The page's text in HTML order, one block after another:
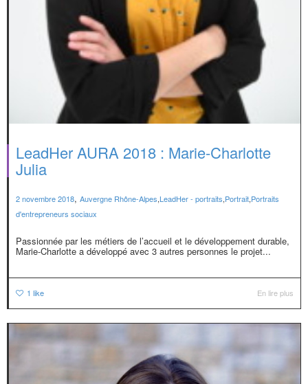
LeadHer AURA 2018 : Marie-Charlotte
Julia
2 novembre 2018, Auvergne Rhône-Alpes,LeadHer - portraits,Portrait,Portraits
d'entrepreneurs sociaux
Passionnée par les métiers de l’accueil et le développement durable,
Marie-Charlotte a développé avec 3 autres personnes le projet...
1 like En lire plus